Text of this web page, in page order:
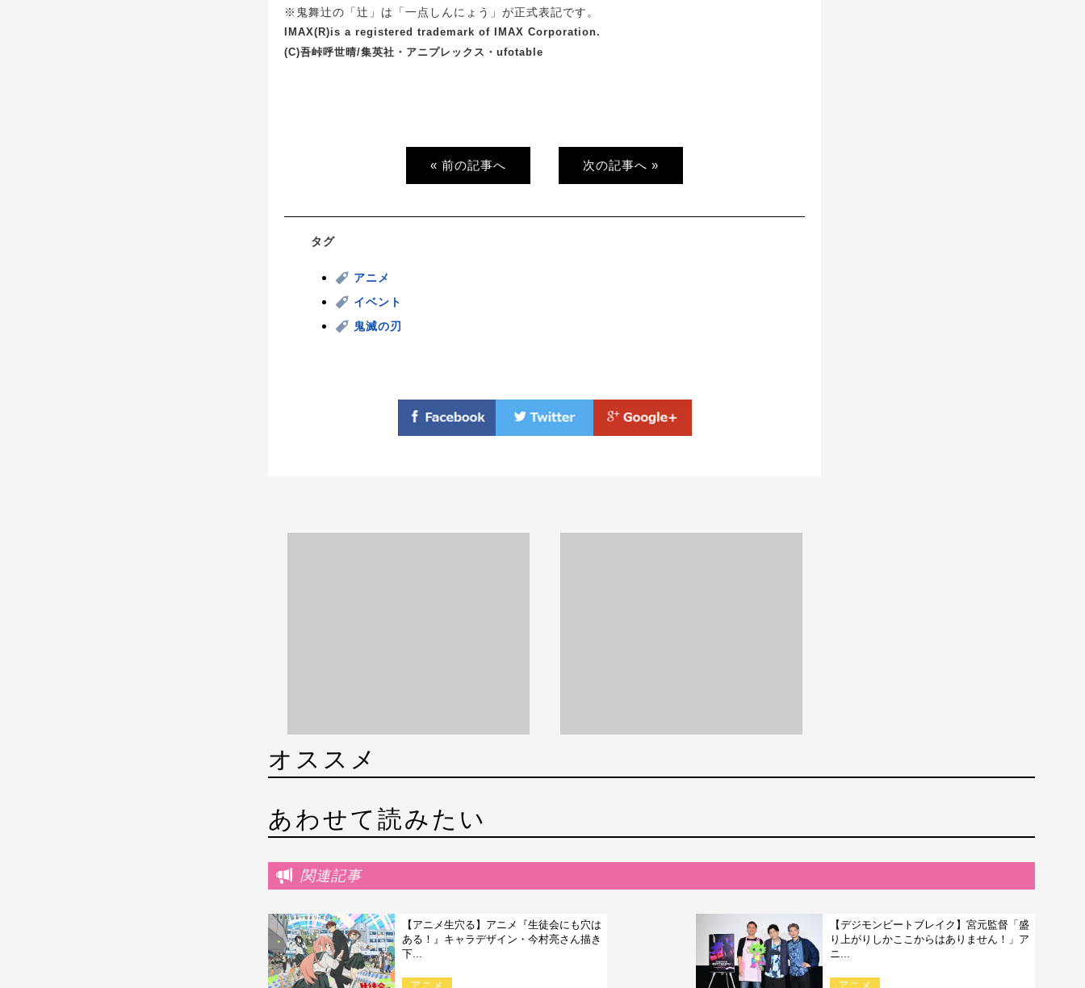
※鬼舞辻の「辻」は「一点しんにょう」が正式表記です。
IMAX(R)is a registered trademark of IMAX Corporation.
(C)吾峠呼世晴/集英社・アニプレックス・ufotable
« 前の記事へ 次の記事へ »
タグ
アニメ
イベント
鬼滅の刃
オススメ
あわせて読みたい
関連記事
【アニメ生穴る】アニメ『生徒会にも穴は
ある！』キャラデザイン・今村亮さん描き
下...
アニメ
【デジモンビートブレイク】宮元監督「盛
り上がりしかここからはありません！」ア
ニ...
アニメ